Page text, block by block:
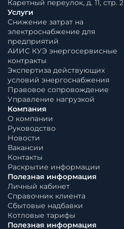
Каретный переулок, д. 11, стр. 2
Услуги
Снижение затрат на
электроснабжение для
предприятий
АИИС КУЭ энергосервисные
контракты
Экспертиза действующих
условий энергоснабжения
Правовое сопровождение
Управление нагрузкой
Компания
О компании
Руководство
Новости
Вакансии
Контакты
Раскрытие информации
Полезная информация
Личный кабинет
Справочник клиента
Сбытовые надбавки
Котловые тарифы
Полезная информация